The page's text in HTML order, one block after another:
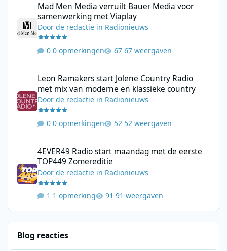
Mad Men Media verruilt Bauer Media voor
samenwerking met Viaplay
Doorde redactie in Radionieuws
0 opmerkingen 67 weergaven
Leon Ramakers start Jolene Country Radio
met mix van moderne en klassieke country
Doorde redactie in Radionieuws
0 opmerkingen 52 weergaven
4EVER49 Radio start maandag met de eerste
TOP449 Zomereditie
Doorde redactie in Radionieuws
1 opmerking 91 weergaven
Blog reacties